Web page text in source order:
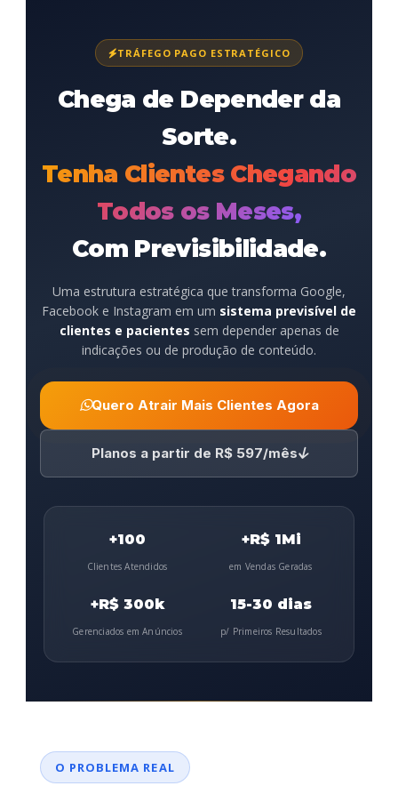
TRÁFEGO PAGO ESTRATÉGICO
Chega de Depender da
Sorte.
Tenha Clientes Chegando
Todos os Meses,
Com Previsibilidade.
Uma estrutura estratégica que transforma Google,
Facebook e Instagram em um sistema previsível de
clientes e pacientes sem depender apenas de
indicações ou de produção de conteúdo.
Quero Atrair Mais Clientes Agora
Planos a partir de R$ 597/mês
+100
Clientes Atendidos
+R$ 1Mi
em Vendas Geradas
+R$ 300k
Gerenciados em Anúncios
15-30 dias
p/ Primeiros Resultados
O PROBLEMA REAL